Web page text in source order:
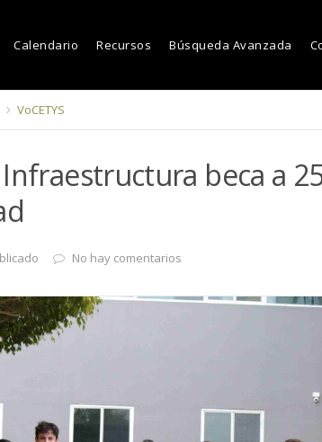
Calendario Recursos Búsqueda Avanzada
VoCETYS
Infraestructura beca a
No hay comentarios